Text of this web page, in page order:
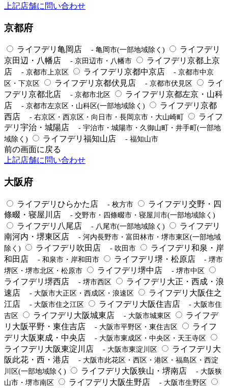
上記店舗に問い合わせ
京都府
ライフデリ亀岡店 - 亀岡市(一部地域除く)
ライフデリ
京田辺・八幡店
- 京田辺市・八幡市
ライフデリ京都上京
店
- 京都市上京区 ライフデリ京都中京店
- 京都市中京
区・下京区
ライフデリ京都伏見店 - 京都市伏見区
ライ
フデリ京都北店
- 京都市北区
ライフデリ京都左京・山科
店
- 京都市左京区・山科区(一部地域除く)
ライフデリ京都
西店
- 右京区・西京区・向日市・長岡京市・大山崎町
ライフ
デリ宇治・城陽店
- 宇治市・城陽市・久御山町・井手町(一部地
域除く)
ライフデリ福知山店 - 福知山市
前の画面に戻る
上記店舗に問い合わせ
大阪府
ライフデリひらかた店 - 枚方市
ライフデリ交野・四
條畷・寝屋川店
- 交野市・四條畷市・寝屋川市(一部地域除く)
ライフデリ八尾店 - 八尾市(一部地域除く)
ライフデリ
南河内・堺東区店
- 河内長野市・富田林市・堺市東区(一部地域
除く)
ライフデリ吹田店 - 吹田市
ライフデリ和泉・岸
和田店
- 和泉市・岸和田市 ライフデリ堺・松原店
- 堺市
堺区・堺市北区・松原市
ライフデリ堺中店 - 堺市中区
ライフデリ堺西店 - 堺市西区
ライフデリ大正・西成・浪
速店
- 大阪市大正区・西成区・浪速区
ライフデリ大阪住之
江店
- 大阪市住之江区 ライフデリ大阪住吉店
- 大阪市住
吉区
ライフデリ大阪城東店 - 大阪市城東区
ライフデ
リ大阪平野・東住吉店
- 大阪市平野区・東住吉区
ライフ
デリ大阪東成・中央店
- 大阪市東成区・中央区・天王寺区
ライフデリ大阪東淀川店 - 大阪市東淀川区
ライフデリ大
阪此花・西・港店
- 大阪市此花区・西区・港区・福島区・西淀
川区(一部地域除く)
ライフデリ大阪狭山・堺南店
- 大阪狭
山市・堺市南区
ライフデリ大阪生野店 - 大阪市生野区